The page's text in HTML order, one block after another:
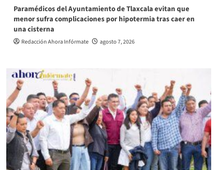
Paramédicos del Ayuntamiento de Tlaxcala evitan que
menor sufra complicaciones por hipotermia tras caer en
una cisterna
Redacción Ahora Infórmate agosto 7, 2026